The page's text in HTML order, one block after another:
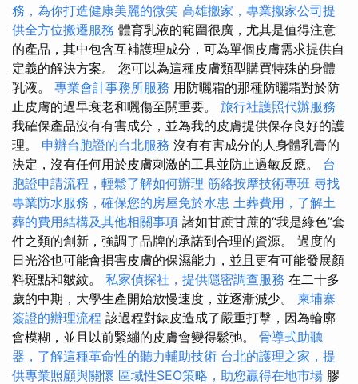
務，為你打造健康美麗的微笑 高雄搬家，專業搬家公司提
供全方位搬遷服務 體育乳液的範圍很廣，尤其是值得注意
的產品，其中包含互補護理成分，可為單個皮膚需求提供自
定義的解決方案。 您可以為這種皮膚類型購買特殊的身體
乳液。 專業會計事務所服務 用防曬霜的那種防曬霜對於防
止皮膚的過早衰老和曬傷至關重要。 旅行社護照代辦服務
我確保產品沒有有害成分，並為我的皮膚提供保存良好的護
理。 申辦台胞證的台北服務 沒有有害成分的人身體乳膏的
決定，沒有任何用於皮膚刺激的工具並防止過敏反應。 台
胞證申請流程，輕鬆了解如何辦理 筋絡按摩技術專班 尋找
專業防水服務，確保您的房屋免於水患 土葬費用，了解土
葬的費用結構及其他相關事項 諸如甘蔗甘蔗的“我是綠色”套
件之類的創新，強調了品牌的承諾到合理的資源。 過度的
日光浴也可能會損害皮膚的保濕能力，並且更有可能發展顏
料斑點和皺紋。 私家偵探社，提供隱密調查服務 在二十多
歲的中期，大學生產開始放慢速度，並逐漸減少。 柬埔寨
簽證的辦理流程 該過程對錶皮造成了嚴重打擊，因為輪廓
會模糊，並且以前緊繃的皮膚會變得鬆弛。 骨導式助聽
器，了解這種革命性的聽力輔助技術 台北的護理之家，提
供專業照顧與關懷 區域性SEO策略，助您贏得在地市場 膠